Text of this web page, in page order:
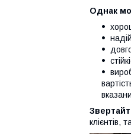
Однак
клієнтів,